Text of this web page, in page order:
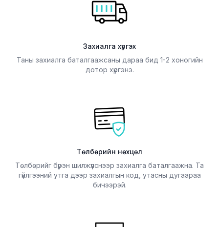
Захиалга хүргэх
Таны захиалга баталгаажсаны дараа бид 1-2 хоногийн
дотор хүргэнэ.
Төлбөрийн нөхцөл
Төлбөрийг бүрэн шилжүүлснээр захиалга баталгаажна. Та
гүйлгээний утга дээр захиалгын код, утасны дугаараа
бичээрэй.